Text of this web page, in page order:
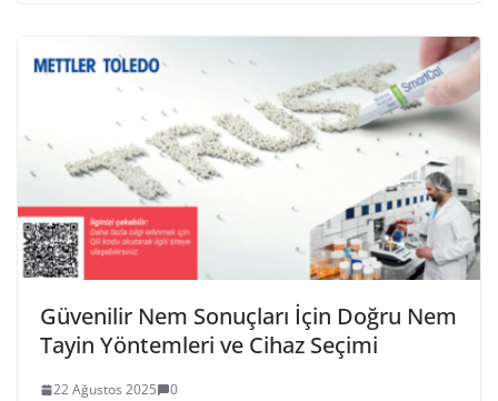
Güvenilir Nem Sonuçları İçin Doğru Nem
Tayin Yöntemleri ve Cihaz Seçimi
22 Ağustos 2025 0